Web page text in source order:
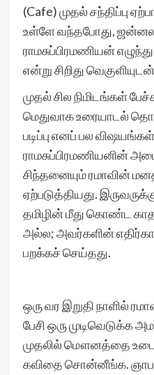
(Cafe) முதல் சந்திப்பு
உள்ளே வந்தபோது,
ராமசுப்பிரமணியன்
என்று சிறிது
முதல் சில நிமிடங்கள்
மெதுவாக உரையாடல்
படிப்பு எனப் பல
ராமசுப்பிரமணியனின்
சிந்தனையும் ரமாவின்
ஏற்படுத்தியது.
தமிழின் மீது கொண்ட
அல்ல; அவர்களின்
பறக்கச் செய்தது.
ஒரு வர இறுதி நாளில்
பேசி ஒரு முடிவெடுக்க
முதலில் மௌனத்தை
கவிதை சொன்னீங்க.